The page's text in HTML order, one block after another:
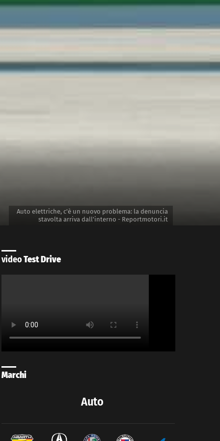
Auto elettriche, c'è un nuovo problema: la denuncia
stavolta arriva dall'interno - Reportmotori.it
videoTest Drive
Marchi
Auto